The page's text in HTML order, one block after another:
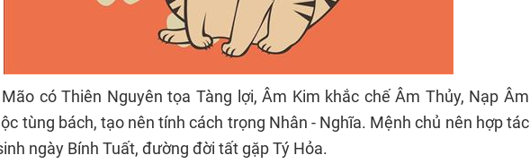
có Thiên Nguyên tọa Tàng lợi, Âm Kim khắc chế Âm Thủy, Nạp Âm
tùng bách, tạo nên tính cách trọng Nhân - Nghĩa. Mệnh chủ nên hợp tác
ngày Bính Tuất, đường đời tất gặp Tý Hỏa.